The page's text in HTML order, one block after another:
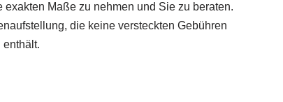
exakten Maße zu nehmen und Sie zu beraten.
die keine versteckten Gebühren
enthält.